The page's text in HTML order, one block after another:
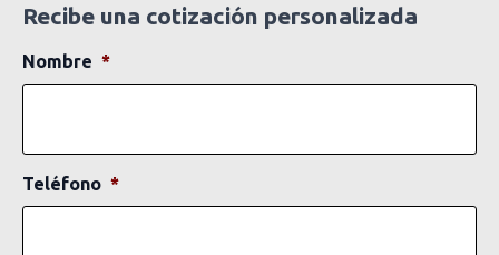
Recibe una cotización personalizada
Nombre *
Teléfono *